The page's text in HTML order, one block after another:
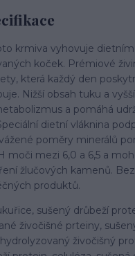
krmiva vyhovuje dietním
koček. Prémiové
která každý den
Nižší obsah tuku a
a pomáhá
dietní vláknina
poměry minerálů
moči mezi 6,0 a 6,5 a
žlučových kamenů.
produktů.
sušený drůbeží
živočišné prteiny,
živočišný